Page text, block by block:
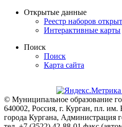
Открытые данные
Реестр наборов
Интерактивные карты
Поиск
Поиск
Карта сайта
© Муниципальное образование
640002, Россия, г. Курган, пл.
города Кургана, Администрация